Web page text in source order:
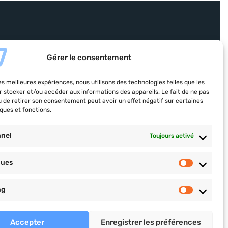
Gérer le consentement
meilleures expériences, nous utilisons des technologies telles que les
stocker et/ou accéder aux informations des appareils. Le fait de ne pas
de retirer son consentement peut avoir un effet négatif sur certaines
et fonctions.
Toujours activé
Accepter Enregistrer les préférences
d’entrainement, objectifs
personnalisés, suivi pro et
christophervial-coaching.com
de Google.